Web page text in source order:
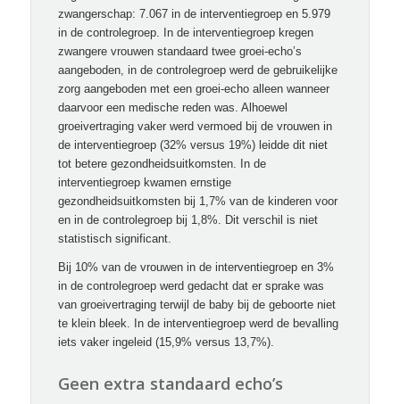
zwangerschap: 7.067 in de interventiegroep en 5.979
in de controlegroep. In de interventiegroep kregen
zwangere vrouwen standaard twee groei-echo’s
aangeboden, in de controlegroep werd de gebruikelijke
zorg aangeboden met een groei-echo alleen wanneer
daarvoor een medische reden was. Alhoewel
groeivertraging vaker werd vermoed bij de vrouwen in
de interventiegroep (32% versus 19%) leidde dit niet
tot betere gezondheidsuitkomsten. In de
interventiegroep kwamen ernstige
gezondheidsuitkomsten bij 1,7% van de kinderen voor
en in de controlegroep bij 1,8%. Dit verschil is niet
statistisch significant.
Bij 10% van de vrouwen in de interventiegroep en 3%
in de controlegroep werd gedacht dat er sprake was
van groeivertraging terwijl de baby bij de geboorte niet
te klein bleek. In de interventiegroep werd de bevalling
iets vaker ingeleid (15,9% versus 13,7%).
Geen extra standaard echo’s